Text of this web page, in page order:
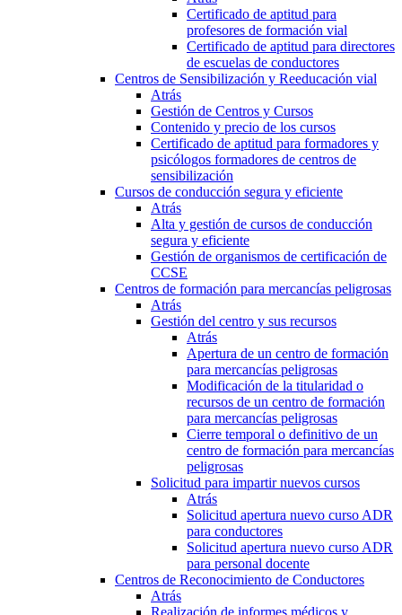
Certificado de aptitud para
profesores de formación vial
Certificado de aptitud para directores
de escuelas de conductores
Centros de Sensibilización y Reeducación vial
Atrás
Gestión de Centros y Cursos
Contenido y precio de los cursos
Certificado de aptitud para formadores y
psicólogos formadores de centros de
sensibilización
Cursos de conducción segura y eficiente
Atrás
Alta y gestión de cursos de conducción
segura y eficiente
Gestión de organismos de certificación de
CCSE
Centros de formación para mercancías peligrosas
Atrás
Gestión del centro y sus recursos
Atrás
Apertura de un centro de formación
para mercancías peligrosas
Modificación de la titularidad o
recursos de un centro de formación
para mercancías peligrosas
Cierre temporal o definitivo de un
centro de formación para mercancías
peligrosas
Solicitud para impartir nuevos cursos
Atrás
Solicitud apertura nuevo curso ADR
para conductores
Solicitud apertura nuevo curso ADR
para personal docente
Centros de Reconocimiento de Conductores
Atrás